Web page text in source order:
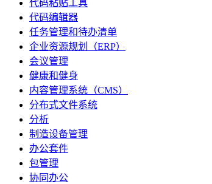
代码粘贴工具
代码编辑器
任务管理和待办清单
企业资源规划（ERP）
会议管理
健康和健身
内容管理系统（CMS）
分布式文件系统
分析
制造设备管理
办公套件
包管理
协同办公